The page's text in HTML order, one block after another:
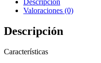
Valoraciones (0)
Descripción
Características